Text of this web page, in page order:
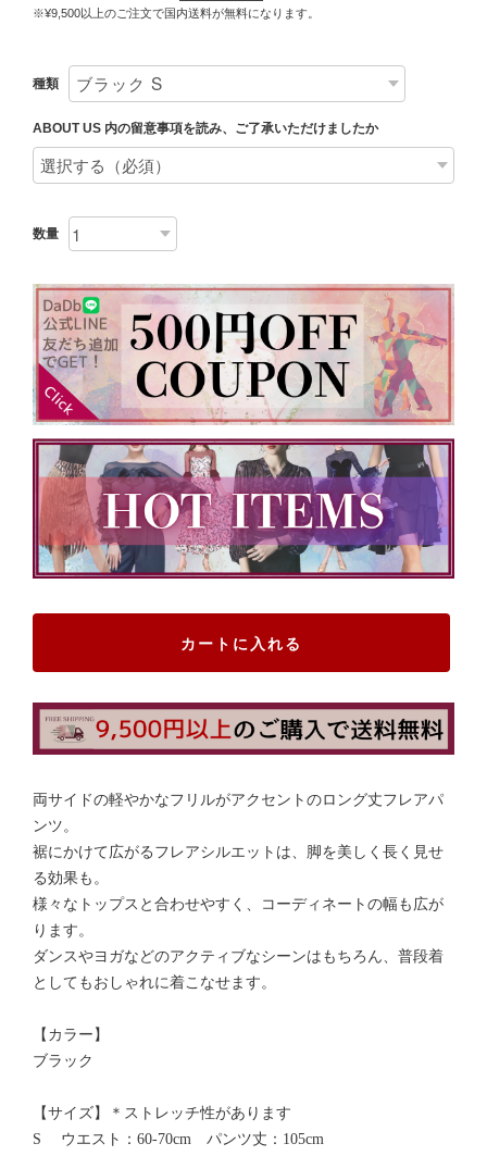
※¥9,500以上のご注文で国内送料が無料になります。
種類
ABOUT US 内の留意事項を読み、ご了承いただけましたか
数量
カートに入れる
両サイドの軽やかなフリルがアクセントのロング丈フレアパ
ンツ。
裾にかけて広がるフレアシルエットは、脚を美しく長く見せ
る効果も。
様々なトップスと合わせやすく、コーディネートの幅も広が
ります。
ダンスやヨガなどのアクティブなシーンはもちろん、普段着
としてもおしゃれに着こなせます。
【カラー】
ブラック
【サイズ】＊ストレッチ性があります
S ウエスト：60-70cm パンツ丈：105cm